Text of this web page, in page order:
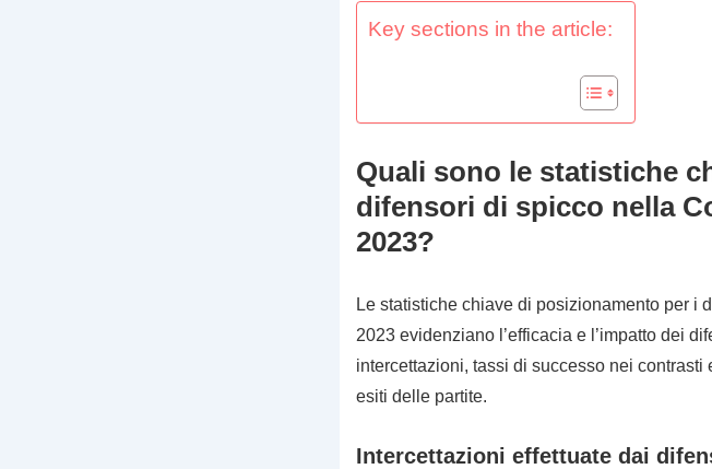
Key sections in the article:
Quali sono le statistiche
difensori di spicco nella
2023?
Le statistiche chiave di posizionamento per i
2023 evidenziano l’efficacia e l’impatto dei
intercettazioni, tassi di successo nei
esiti delle partite.
Intercettazioni effettuate dai